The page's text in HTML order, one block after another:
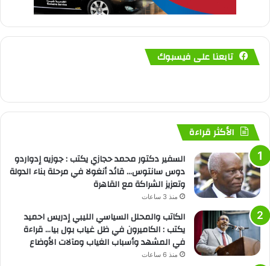
تابعنا على فيسبوك
الأكثر قراءة
السفير دكتور محمد حجازي يكتب : جوزيه إدواردو
دوس سانتوس… قائد أنغولا في مرحلة بناء الدولة
وتعزيز الشراكة مع القاهرة
منذ 3 ساعات
الكاتب والمحلل السياسي الليبي إدريس احميد
يكتب : الكاميرون في ظل غياب بول بيا… قراءة
في المشهد وأسباب الغياب ومآلات الأوضاع
منذ 6 ساعات